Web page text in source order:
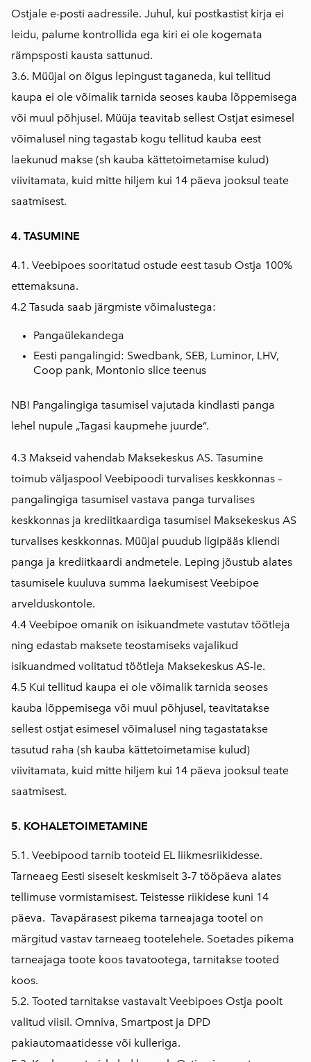
Ostjale e-posti aadressile. Juhul, kui postkastist kirja ei
leidu, palume kontrollida ega kiri ei ole kogemata
rämpsposti kausta sattunud.
3.6. Müüjal on õigus lepingust taganeda, kui tellitud
kaupa ei ole võimalik tarnida seoses kauba lõppemisega
või muul põhjusel. Müüja teavitab sellest Ostjat esimesel
võimalusel ning tagastab kogu tellitud kauba eest
laekunud makse (sh kauba kättetoimetamise kulud)
viivitamata, kuid mitte hiljem kui 14 päeva jooksul teate
saatmisest.
4. TASUMINE
4.1. Veebipoes sooritatud ostude eest tasub Ostja 100%
ettemaksuna.
4.2 Tasuda saab järgmiste võimalustega:
Pangaülekandega
Eesti pangalingid: Swedbank, SEB, Luminor, LHV,
Coop pank, Montonio slice teenus
NB! Pangalingiga tasumisel vajutada kindlasti panga
lehel nupule „Tagasi kaupmehe juurde“.
4.3 Makseid vahendab Maksekeskus AS. Tasumine
toimub väljaspool Veebipoodi turvalises keskkonnas –
pangalingiga tasumisel vastava panga turvalises
keskkonnas ja krediitkaardiga tasumisel Maksekeskus AS
turvalises keskkonnas. Müüjal puudub ligipääs kliendi
panga ja krediitkaardi andmetele. Leping jõustub alates
tasumisele kuuluva summa laekumisest Veebipoe
arvelduskontole.
4.4 Veebipoe omanik on isikuandmete vastutav töötleja
ning edastab maksete teostamiseks vajalikud
isikuandmed volitatud töötleja Maksekeskus AS-le.
4.5 Kui tellitud kaupa ei ole võimalik tarnida seoses
kauba lõppemisega või muul põhjusel, teavitatakse
sellest ostjat esimesel võimalusel ning tagastatakse
tasutud raha (sh kauba kättetoimetamise kulud)
viivitamata, kuid mitte hiljem kui 14 päeva jooksul teate
saatmisest.
5. KOHALETOIMETAMINE
5.1. Veebipood tarnib tooteid EL liikmesriikidesse.
Tarneaeg Eesti siseselt keskmiselt 3-7 tööpäeva alates
tellimuse vormistamisest. Teistesse riikidese kuni 14
päeva. Tavapärasest pikema tarneajaga tootel on
märgitud vastav tarneaeg tootelehele. Soetades pikema
tarneajaga toote koos tavatootega, tarnitakse tooted
koos.
5.2. Tooted tarnitakse vastavalt Veebipoes Ostja poolt
valitud viisil. Omniva, Smartpost ja DPD
pakiautomaatidesse või kulleriga.